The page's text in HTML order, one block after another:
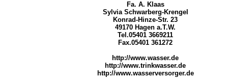
Fa. A. Klaas
Sylvia Schwarberg-Krengel
Konrad-Hinze-Str. 23
49170 Hagen a.T.W.
Tel.05401 3669211
Fax.05401 361272
http://www.wasser.de
http://www.trinkwasser.de
http://www.wasserversorger.de